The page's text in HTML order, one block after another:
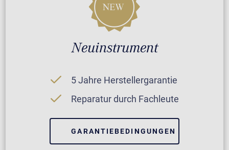
Neuinstrument
5 Jahre Herstellergarantie
Reparatur durch Fachleute
GARANTIEBEDINGUNGEN